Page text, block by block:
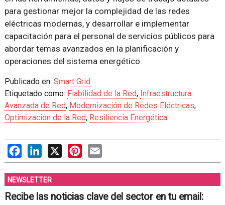
para gestionar mejor la complejidad de las redes
eléctricas modernas, y desarrollar e implementar
capacitación para el personal de servicios públicos para
abordar temas avanzados en la planificación y
operaciones del sistema energético.
Publicado en: Smart Grid
Etiquetado como: Fiabilidad de la Red, Infraestructura
Avanzada de Red, Modernización de Redes Eléctricas,
Optimización de la Red, Resiliencia Energética
FacebookLinkedIn
X PinterestEmail
NEWSLETTER
Recibe las noticias clave del sector en tu email: